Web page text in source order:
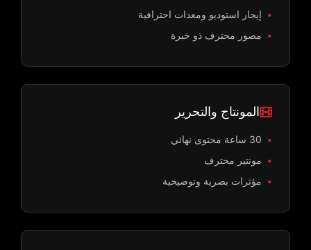
إيجار استوديو ومعدات احترافية
مصور محترف ذو خبرة
المونتاج والتحرير
30 ساعة محتوى نهائي
مونتير محترف
مؤثرات بصرية وتوضيحية